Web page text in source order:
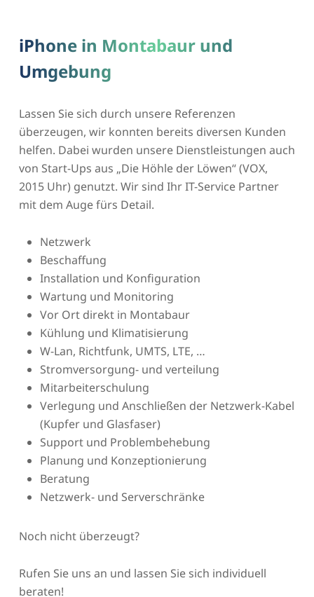
iPhone in Montabaur und
Umgebung
Lassen Sie sich durch unsere Referenzen
überzeugen, wir konnten bereits diversen Kunden
helfen. Dabei wurden unsere Dienstleistungen auch
von Start-Ups aus „Die Höhle der Löwen“ (VOX,
2015 Uhr) genutzt. Wir sind Ihr IT-Service Partner
mit dem Auge fürs Detail.
Netzwerk
Beschaffung
Installation und Konfiguration
Wartung und Monitoring
Vor Ort direkt in Montabaur
Kühlung und Klimatisierung
W-Lan, Richtfunk, UMTS, LTE, …
Stromversorgung- und verteilung
Mitarbeiterschulung
Verlegung und Anschließen der Netzwerk-Kabel
(Kupfer und Glasfaser)
Support und Problembehebung
Planung und Konzeptionierung
Beratung
Netzwerk- und Serverschränke
Noch nicht überzeugt?
Rufen Sie uns an und lassen Sie sich individuell
beraten!